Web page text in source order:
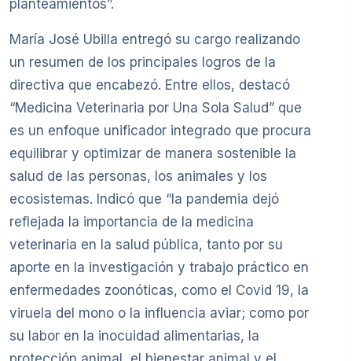
planteamientos”.
María José Ubilla entregó su cargo realizando
un resumen de los principales logros de la
directiva que encabezó. Entre ellos, destacó
“Medicina Veterinaria por Una Sola Salud” que
es un enfoque unificador integrado que procura
equilibrar y optimizar de manera sostenible la
salud de las personas, los animales y los
ecosistemas. Indicó que “la pandemia dejó
reflejada la importancia de la medicina
veterinaria en la salud pública, tanto por su
aporte en la investigación y trabajo práctico en
enfermedades zoonóticas, como el Covid 19, la
viruela del mono o la influencia aviar; como por
su labor en la inocuidad alimentarias, la